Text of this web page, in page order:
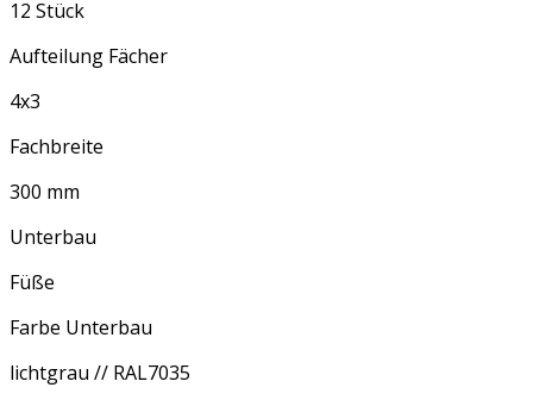
12 Stück
Aufteilung Fächer
4x3
Fachbreite
300 mm
Unterbau
Füße
Farbe Unterbau
lichtgrau // RAL7035